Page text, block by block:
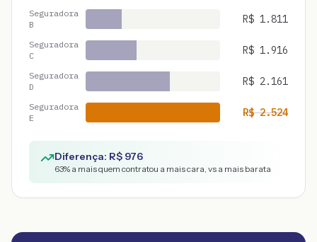
Seguradora
B
R$ 1.811
Seguradora
C
R$ 1.916
Seguradora
D
R$ 2.161
Seguradora
E
R$2.524
Diferença: R$ 976
63% a mais quem contratou a mais cara, vs a mais barata